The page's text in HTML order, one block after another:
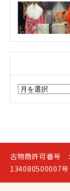
ア
ー
古物商許可番号
134080500007